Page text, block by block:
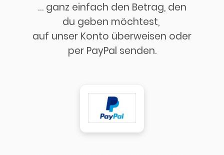
… ganz einfach den Betrag, den
du geben möchtest,
auf unser Konto überweisen oder
per PayPal senden.